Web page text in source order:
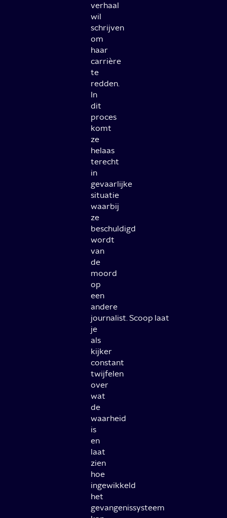
verhaal
wil
schrijven
om
haar
carrière
te
redden.
In
dit
proces
komt
ze
helaas
terecht
in
gevaarlijke
situatie
waarbij
ze
beschuldigd
wordt
van
de
moord
op
een
andere
journalist.Scoop laat
je
als
kijker
constant
twijfelen
over
wat
de
waarheid
is
en
laat
zien
hoe
ingewikkeld
het
gevangenissysteem